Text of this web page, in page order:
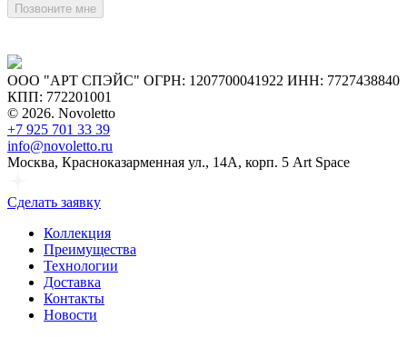
Позвоните мне
ООО "АРТ СПЭЙС" ОГРН: 1207700041922 ИНН: 7727438840
КПП: 772201001
© 2026. Novoletto
+7 925 701 33 39
info@novoletto.ru
Москва, Красноказарменная ул., 14А, корп. 5 Art Space
Сделать заявку
Коллекция
Преимущества
Технологии
Доставка
Контакты
Новости